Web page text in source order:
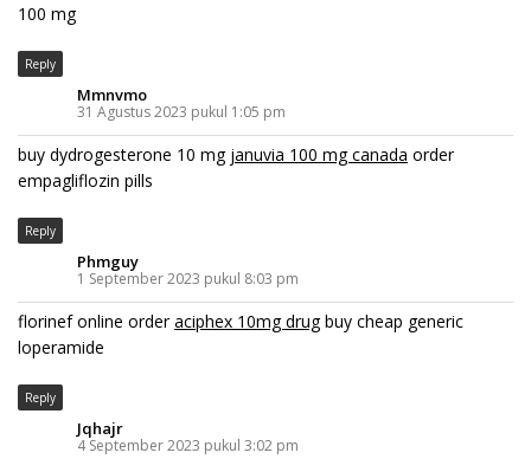
100 mg
Reply
Mmnvmo
31 Agustus 2023 pukul 1:05 pm
buy dydrogesterone 10 mg januvia 100 mg canada order
empagliflozin pills
Reply
Phmguy
1 September 2023 pukul 8:03 pm
florinef online orderaciphex 10mg drugbuy cheap generic
loperamide
Reply
Jqhajr
4 September 2023 pukul 3:02 pm